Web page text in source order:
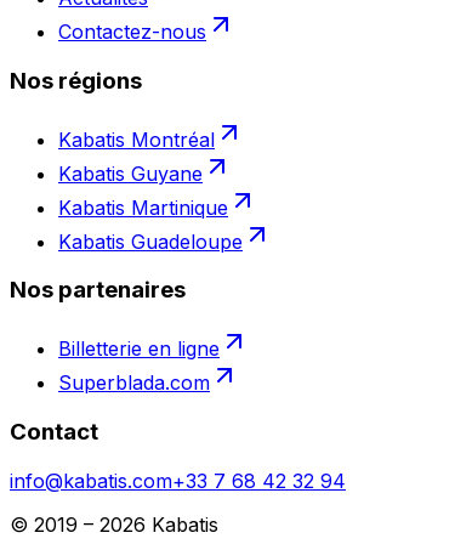
Contactez-nous
Nos régions
Kabatis Montréal
Kabatis Guyane
Kabatis Martinique
Kabatis Guadeloupe
Nos partenaires
Billetterie en ligne
Superblada.com
Contact
info@kabatis.com+33 7 68 42 32 94
© 2019 – 2026 Kabatis